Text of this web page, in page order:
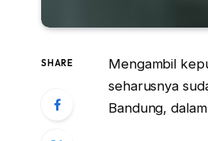
SHARE
Mengambil
seharusnya
Bandung,